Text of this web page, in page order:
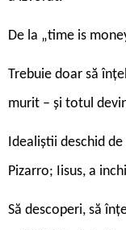
De la „time is
Trebuie doar să
murit – și totul
Idealiștii deschid
Pizarro; Iisus, a
Să descoperi, să